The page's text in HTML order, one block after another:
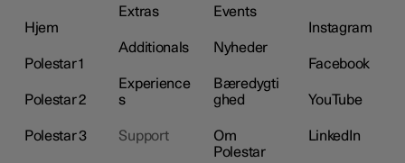
Hjem
Polestar 1
Polestar 2
Polestar 3
Extras
Additionals
Experience
s
Support
Events
Nyheder
Bæredygti
ghed
Om
Polestar
Instagram
Facebook
YouTube
LinkedIn